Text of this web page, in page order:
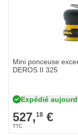
Mini ponceuse
DEROS II 325
Expédié
527,18 €